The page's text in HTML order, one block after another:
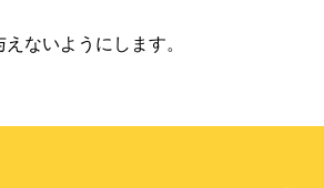
ないようにします。